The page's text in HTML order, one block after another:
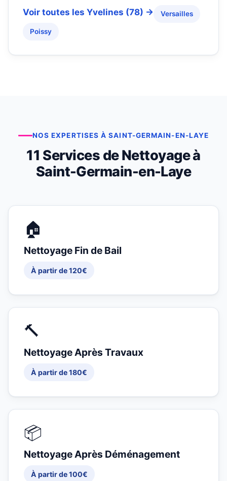
Voir toutes les Yvelines (78) → Versailles
Poissy
NOS EXPERTISES À SAINT-GERMAIN-EN-LAYE
11 Services de Nettoyage à
Saint-Germain-en-Laye
🏠
Nettoyage Fin de Bail
À partir de 120€
🔨
Nettoyage Après Travaux
À partir de 180€
📦
Nettoyage Après Déménagement
À partir de 100€